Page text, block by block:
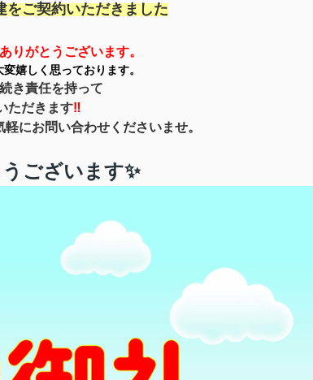
をご契約いただきました
りがとうございます。
変嬉しく思っております。
き責任を持って
ただきます‼
軽にお問い合わせくださいませ。
ございます✨